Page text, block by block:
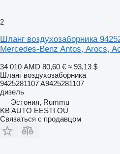
2
Шланг воздухозаборника
Mercedes-Benz Antos, Arocs,
34 010 AMD 80,60 € ≈ 93,13 $
Шланг воздухозаборника
9425281107 A9425281107
дизель
Эстония, Rummu
KB AUTO EESTI OÜ
Связаться с продавцом